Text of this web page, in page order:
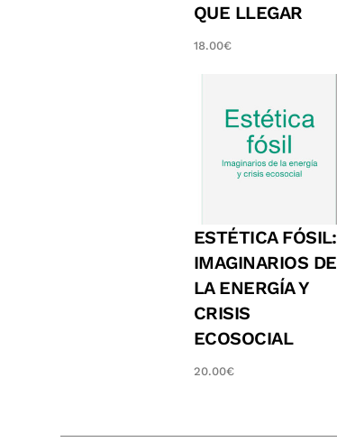
QUE LLEGAR
18.00€
ESTÉTICA FÓSIL:
IMAGINARIOS DE
LA ENERGÍA Y
CRISIS
ECOSOCIAL
20.00€